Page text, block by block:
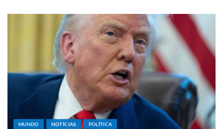
MUNDO NOTÍCIAS POLÍTICA